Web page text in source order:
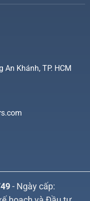
Khánh, TP. HCM
- Ngày cấp: